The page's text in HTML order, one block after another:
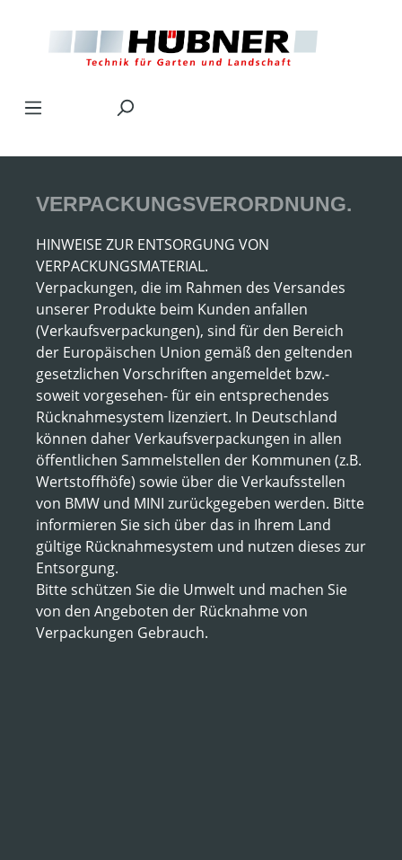
VERPACKUNGSVERORDNUNG.
HINWEISE ZUR ENTSORGUNG VON
VERPACKUNGSMATERIAL.
Verpackungen, die im Rahmen des Versandes
unserer Produkte beim Kunden anfallen
(Verkaufsverpackungen), sind für den Bereich
der Europäischen Union gemäß den geltenden
gesetzlichen Vorschriften angemeldet bzw.-
soweit vorgesehen- für ein entsprechendes
Rücknahmesystem lizenziert. In Deutschland
können daher Verkaufsverpackungen in allen
öffentlichen Sammelstellen der Kommunen (z.B.
Wertstoffhöfe) sowie über die Verkaufsstellen
von BMW und MINI zurückgegeben werden. Bitte
informieren Sie sich über das in Ihrem Land
gültige Rücknahmesystem und nutzen dieses zur
Entsorgung.
Bitte schützen Sie die Umwelt und machen Sie
von den Angeboten der Rücknahme von
Verpackungen Gebrauch.